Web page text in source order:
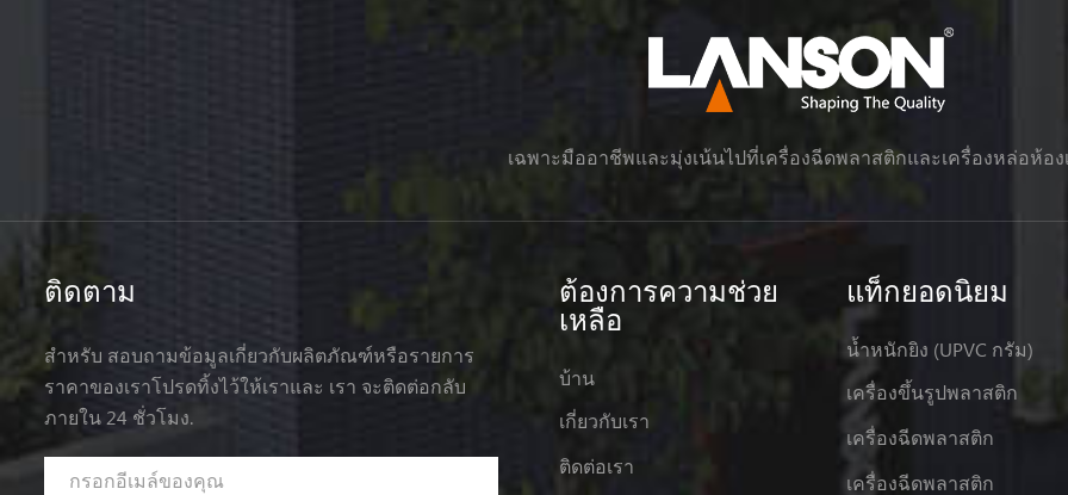
เฉพาะมืออาชีพและมุ่งเน้นไปที่เครื่องฉีดพลาสติกและเครื่องหล่อห้อง
ติดตาม
สำหรับ สอบถามข้อมูลเกี่ยวกับผลิตภัณฑ์หรือรายการ
ราคาของเราโปรดทิ้งไว้ให้เราและ เรา จะติดต่อกลับ
ภายใน 24 ชั่วโมง.
ต้องการความช่วย
เหลือ
บ้าน
เกี่ยวกับเรา
ติดต่อเรา
แท็กยอดนิยม
น้ำหนักยิง (UPVC กรัม)
เครื่องขึ้นรูปพลาสติก
เครื่องฉีดพลาสติก
เครื่องฉีดพลาสติก